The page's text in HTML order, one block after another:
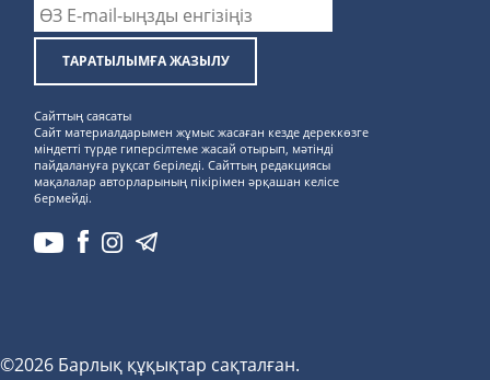
ТАРАТЫЛЫМҒА ЖАЗЫЛУ
Сайттың саясаты
Сайт материалдарымен жұмыс жасаған кезде дереккөзге
міндетті түрде гиперсілтеме жасай отырып, мәтінді
пайдалануға рұқсат беріледі. Сайттың редакциясы
мақалалар авторларының пікірімен әрқашан келісе
бермейді.
©2026 Барлық құқықтар сақталған.